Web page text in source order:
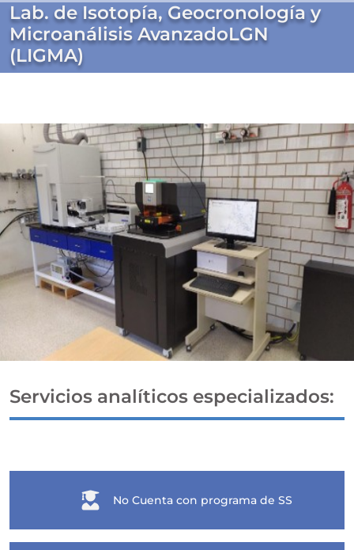
Lab. de Isotopía, Geocronología y
Microanálisis AvanzadoLGN
(LIGMA)
Servicios analíticos especializados:
No Cuenta con programa de SS